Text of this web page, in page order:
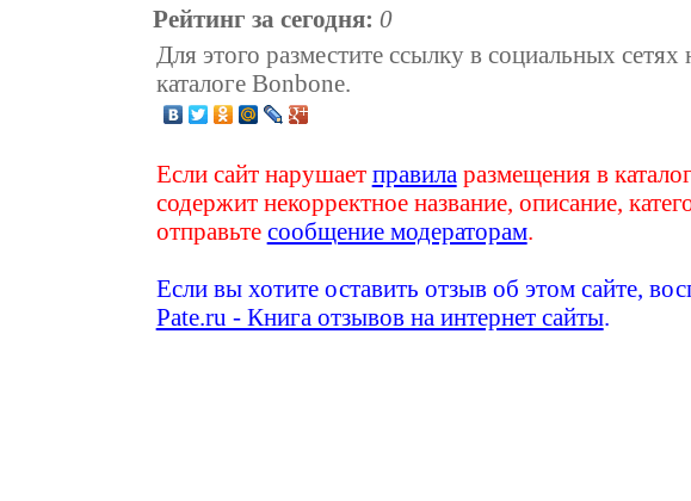
Рейтинг за сегодня: 0
Для этого разместите ссылку в социальных сетях
каталоге Bonbone.
Если сайт нарушает правила размещения в
содержит некорректное название, описание,
отправьте сообщение модераторам.
Если вы хотите оставить отзыв об этом сайте,
Pate.ru - Книга отзывов на интернет сайты.